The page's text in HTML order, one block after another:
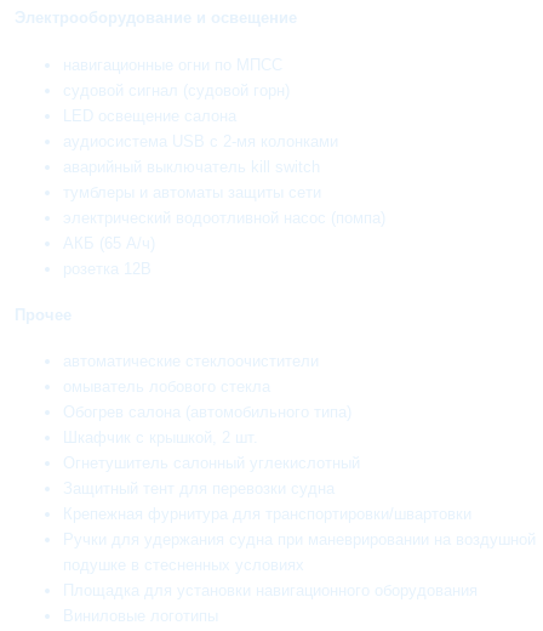
Электрооборудование и освещение
навигационные огни по МПСС
судовой сигнал (судовой горн)
LED освещение салона
аудиосистема USB с 2-мя колонками
аварийный выключатель kill switch
тумблеры и автоматы защиты сети
электрический водоотливной насос (помпа)
АКБ (65 А/ч)
розетка 12В
Прочее
автоматические стеклоочистители
омыватель лобового стекла
Обогрев салона (автомобильного типа)
Шкафчик с крышкой, 2 шт.
Oгнетушитель салонный углекислотный
Защитный тент для перевозки судна
Крепежная фурнитура для транспортировки/швартовки
Ручки для удержания судна при маневрировании на воздушной
подушке в стесненных условиях
Площадка для установки навигационного оборудования
Виниловые логотипы